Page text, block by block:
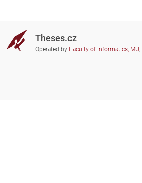
Theses.cz
Operated by Faculty of Informatics, MU,